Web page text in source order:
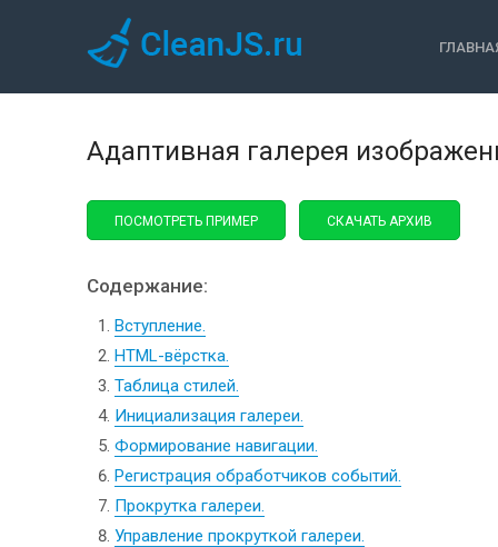
Адаптивная галерея
ПОСМОТРЕТЬ ПРИМЕР СКАЧАТЬ АРХИВ
Содержание:
Вступление.
HTML-вёрстка.
Таблица стилей.
Инициализация галереи.
Формирование навигации.
Регистрация обработчиков событий.
Прокрутка галереи.
Управление прокруткой галереи.